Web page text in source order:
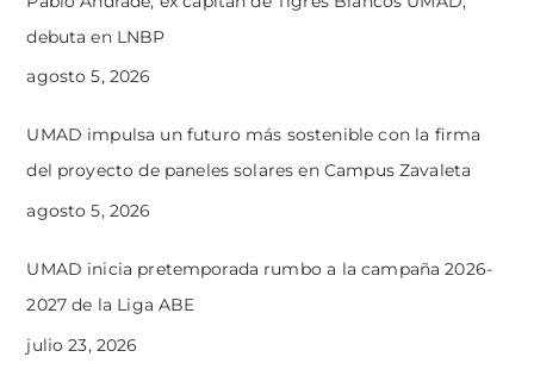
debuta en LNBP
agosto 5, 2026
UMAD impulsa un futuro más sostenible con la firma
del proyecto de paneles solares en Campus Zavaleta
agosto 5, 2026
UMAD inicia pretemporada rumbo a la campaña 2026-
2027 de la Liga ABE
julio 23, 2026